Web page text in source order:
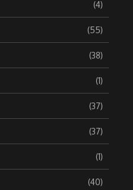
(4)
(55)
(38)
(1)
(37)
(37)
(1)
(40)